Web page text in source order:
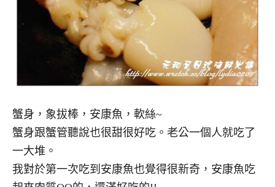
蟹身，象拔棒，安康魚，軟絲~
蟹身跟蟹管聽說也很甜很好吃。老公一個人就吃了
一大堆。
我對於第一次吃到安康魚也覺得很新奇，安康魚吃